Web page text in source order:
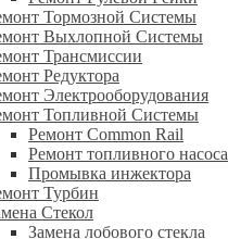
Тормозной Системы
Выхлопной Системы
Трансмиссии
Редуктора
Электрооборудования
Топливной Системы
Ремонт Common Rail
Ремонт топливного насоса
Промывка инжектора
Турбин
Стекол
Замена лобового стекла